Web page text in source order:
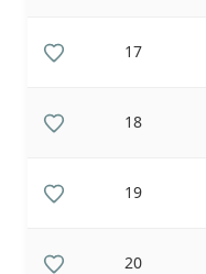
17
18
19
20